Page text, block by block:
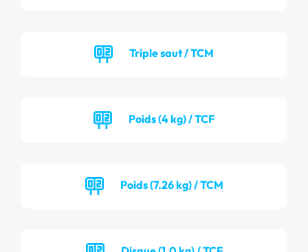
Triple saut / TCM
Poids (4 kg) / TCF
Poids (7.26 kg) / TCM